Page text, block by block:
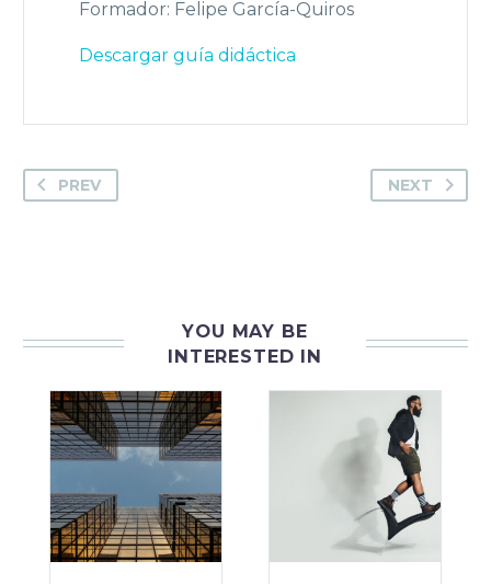
Formador: Felipe García-Quiros
Descargar guía didáctica
PREV NEXT
YOU MAY BE
INTERESTED IN